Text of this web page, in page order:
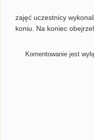
zajęć uczestnicy
koniu. Na koniec
Komentowanie jest